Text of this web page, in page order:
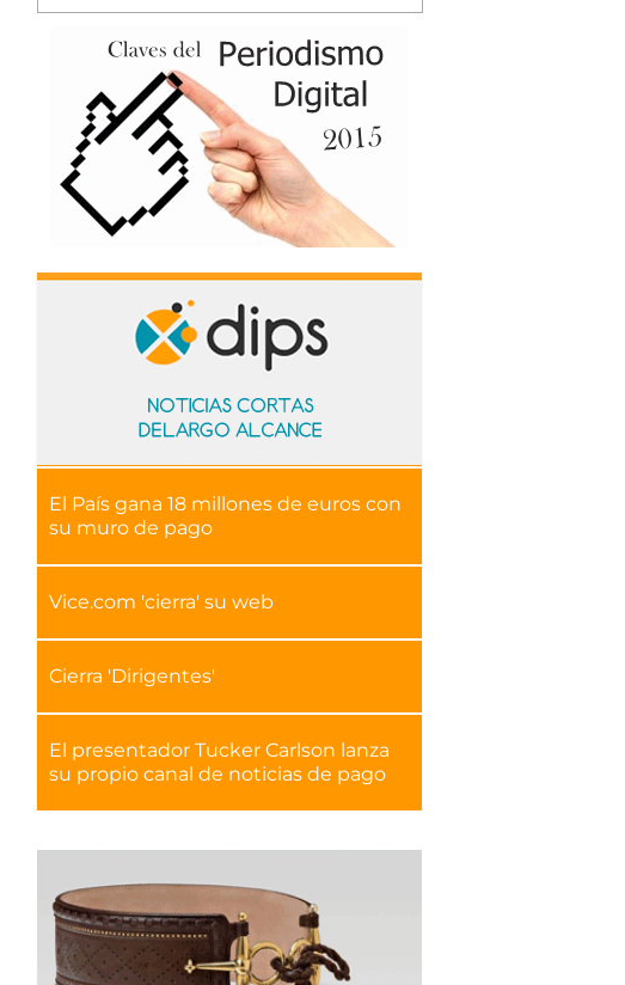
El País gana 18 millones de euros con
su muro de pago
Vice.com 'cierra' su web
Cierra 'Dirigentes'
El presentador Tucker Carlson lanza
su propio canal de noticias de pago